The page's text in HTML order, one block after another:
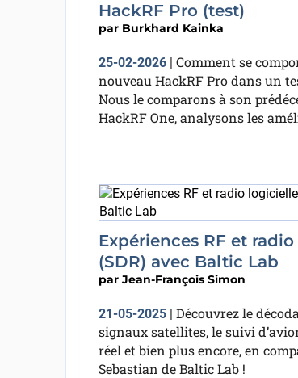
HackRF Pro (test)
par Burkhard Kainka
25-02-2026| Comment se
nouveau HackRF Pro dans un
Nous le comparons à son
HackRF One, analysons les
Expériences RF et
(SDR) avec Baltic Lab
par Jean-François Simon
21-05-2025| Découvrez le
signaux satellites, le suivi
réel et bien plus encore, en
Sebastian de Baltic Lab !